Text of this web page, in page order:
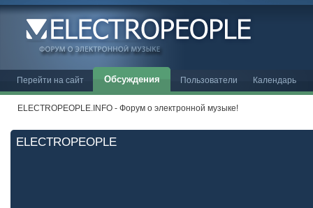
Перейти на сайт Обсуждения Пользователи Календарь
ELECTROPEOPLE.INFO - Форум о электронной музыке!
ELECTROPEOPLE